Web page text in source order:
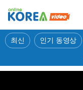
최신 인기 동영상